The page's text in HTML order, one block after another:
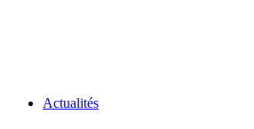
Actualités